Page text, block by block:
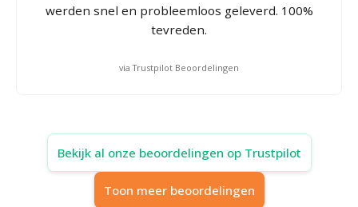
werden snel en probleemloos geleverd. 100%
tevreden.
via Trustpilot Beoordelingen
Bekijk al onze beoordelingen op Trustpilot
Toon meer beoordelingen